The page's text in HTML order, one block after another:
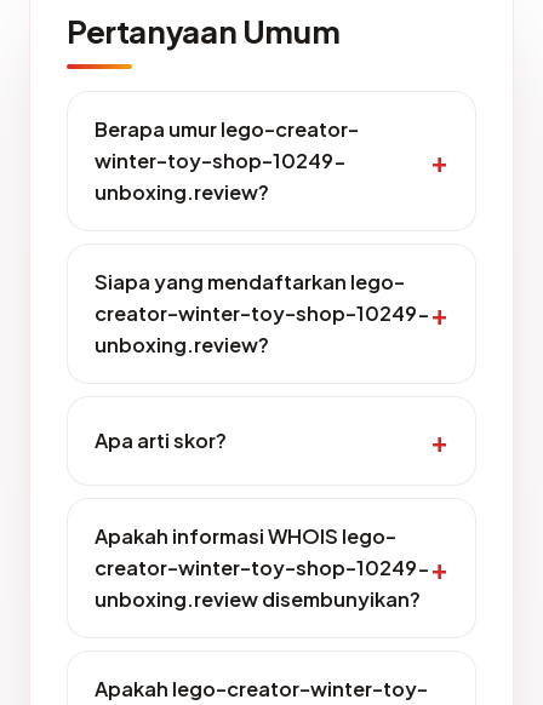
Pertanyaan Umum
Berapa umur lego-creator-
winter-toy-shop-10249-
unboxing.review?
Siapa yang mendaftarkan lego-
creator-winter-toy-shop-10249-
unboxing.review?
Apa arti skor?
Apakah informasi WHOIS lego-
creator-winter-toy-shop-10249-
unboxing.review disembunyikan?
Apakah lego-creator-winter-toy-